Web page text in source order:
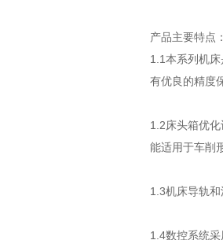
产品主要特点
1.1本系列机
有优良的精度
1.2床头箱优
能适用于车削
1.3机床导轨
1.4数控系统